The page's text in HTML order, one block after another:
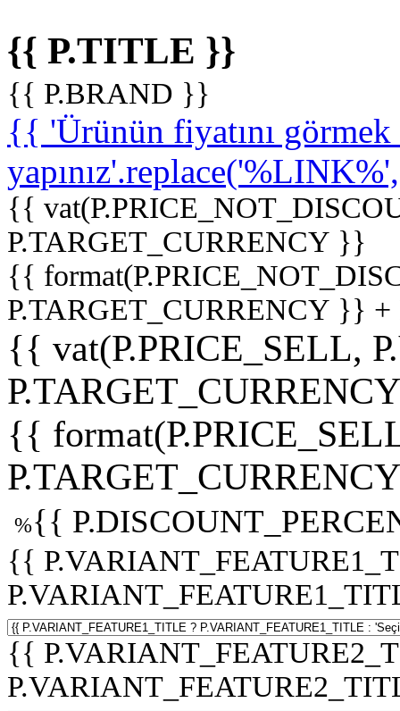
{{ P.TITLE }}
{{ P.BRAND }}
{{ 'Ürünün fiyatını
{{
P.TARGET_CURRENCY }}
{{
P.TARGET_CURRENCY }}
{{ vat(P.PRICE_SELL,
{{
%{{
{{
{{